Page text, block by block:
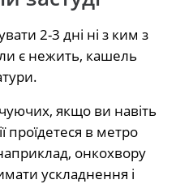
2-3 дні ні з ким з
є нежить, кашель
якщо ви навіть
проїдетеся в метро
онкохвору
ускладнення і